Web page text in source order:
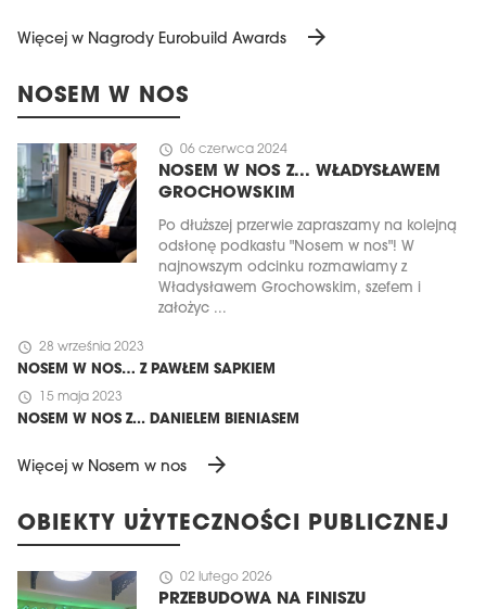
Więcej w Nagrody Eurobuild Awards arrow_forward
NOSEM W NOS
schedule 06 czerwca 2024
NOSEM W NOS Z... WŁADYSŁAWEM
GROCHOWSKIM
Po dłuższej przerwie zapraszamy na kolejną
odsłonę podkastu "Nosem w nos"! W
najnowszym odcinku rozmawiamy z
Władysławem Grochowskim, szefem i
założyc ...
schedule 28 września 2023
NOSEM W NOS… Z PAWŁEM SAPKIEM
schedule 15 maja 2023
NOSEM W NOS Z... DANIELEM BIENIASEM
Więcej w Nosem w nos arrow_forward
OBIEKTY UŻYTECZNOŚCI PUBLICZNEJ
schedule 02 lutego 2026
PRZEBUDOWA NA FINISZU